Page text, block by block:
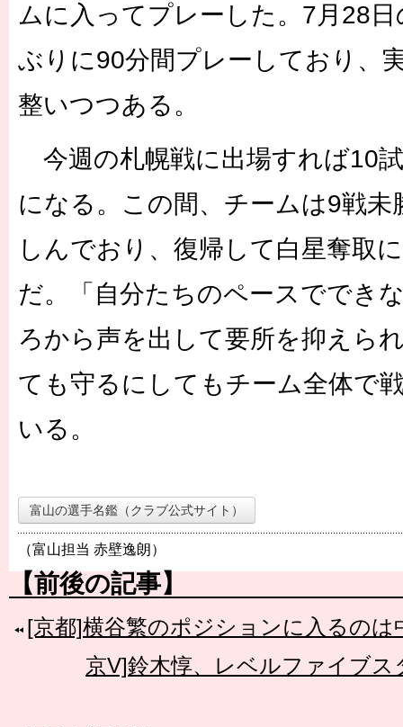
ムに入ってプレーした。7月28
ぶりに90分間プレーしており、
整いつつある。
今週の札幌戦に出場すれば10
になる。この間、チームは9戦未
しんでおり、復帰して白星奪取
だ。「自分たちのペースででき
ろから声を出して要所を抑えら
ても守るにしてもチーム全体で
いる。
富山の選手名鑑（クラブ公式サイト）
（富山担当 赤壁逸朗）
【前後の記事】
[京都]横谷繁のポジションに入るのは
京V]鈴木惇、レベルファイブス